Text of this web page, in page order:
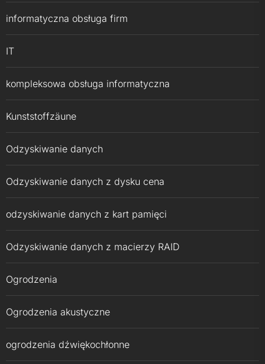
informatyczna obsługa firm
IT
kompleksowa obsługa informatyczna
Kunststoffzäune
Odzyskiwanie danych
Odzyskiwanie danych z dysku cena
odzyskiwanie danych z kart pamięci
Odzyskiwanie danych z macierzy RAID
Ogrodzenia
Ogrodzenia akustyczne
ogrodzenia dźwiękochłonne